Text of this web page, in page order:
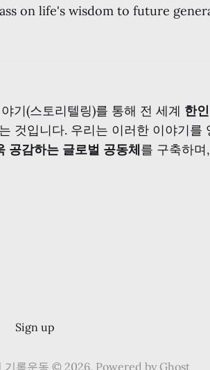
on life's wisdom to future
기(스토리텔링)를 통해 전 세계 한
것입니다. 우리는 이러한 이야기를
공감하는 글로벌 공동체를 구축하며,
Sign up
기록운동 © 2026. Powered by Ghost